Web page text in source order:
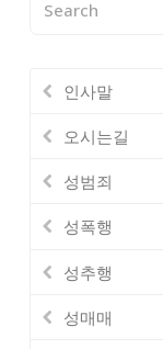
인사말
오시는길
성범죄
성폭행
성추행
성매매